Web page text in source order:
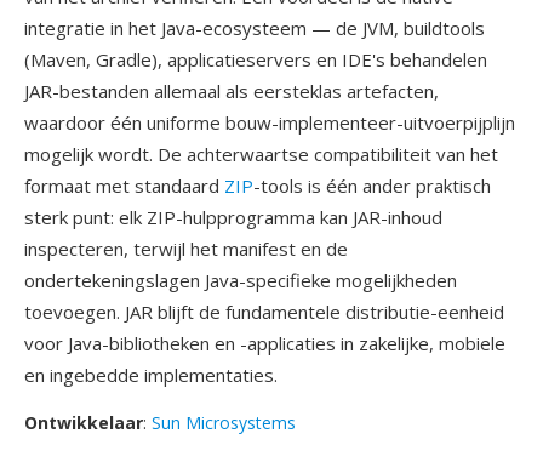
integratie in het Java-ecosysteem — de JVM, buildtools
(Maven, Gradle), applicatieservers en IDE's behandelen
JAR-bestanden allemaal als eersteklas artefacten,
waardoor één uniforme bouw-implementeer-uitvoerpijplijn
mogelijk wordt. De achterwaartse compatibiliteit van het
formaat met standaard ZIP-tools is één ander praktisch
sterk punt: elk ZIP-hulpprogramma kan JAR-inhoud
inspecteren, terwijl het manifest en de
ondertekeningslagen Java-specifieke mogelijkheden
toevoegen. JAR blijft de fundamentele distributie-eenheid
voor Java-bibliotheken en -applicaties in zakelijke, mobiele
en ingebedde implementaties.
Ontwikkelaar: Sun Microsystems